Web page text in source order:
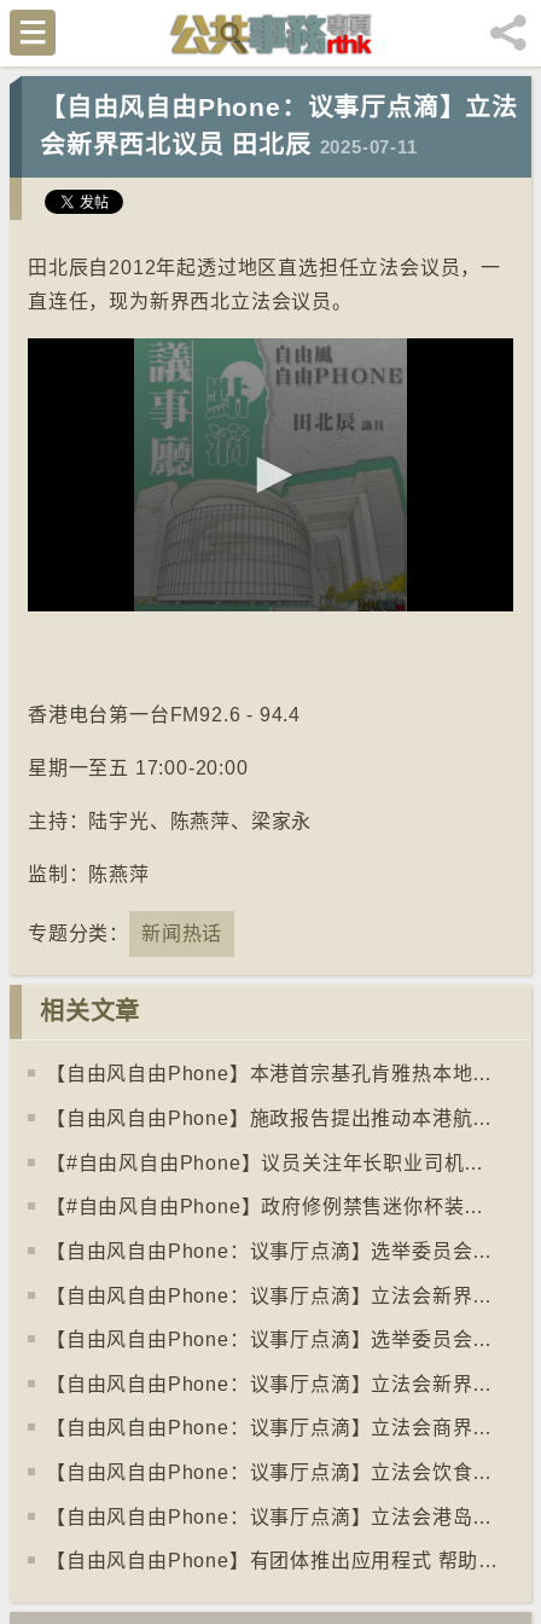
【自由风自由Phone：议事厅点滴】立法
会新界西北议员 田北辰 2025-07-11
田北辰自2012年起透过地区直选担任立法会议员，一
直连任，现为新界西北立法会议员。
香港电台第一台FM92.6 - 94.4
星期一至五 17:00-20:00
主持：陆宇光、陈燕萍、梁家永
监制： 陈燕萍
专题分类： 新闻热话
相关文章
【自由风自由Phone】本港首宗基孔肯雅热本地个案 社会关注本地社区传播风险
【自由风自由Phone】施政报告提出推动本港航天科技发展 支持太空经济
【#自由风自由Phone】议员关注年长职业司机健康监管
【#自由风自由Phone】政府修例禁售迷你杯装蒟蒻果冻
【自由风自由Phone：议事厅点滴】选举委员会议员 马逢国
【自由风自由Phone：议事厅点滴】立法会新界西南议员 陈恒镔
【自由风自由Phone：议事厅点滴】选举委员会议员 梁美芬
【自由风自由Phone：议事厅点滴】立法会新界东北议员 陈克勤
【自由风自由Phone：议事厅点滴】立法会商界（第一）议员 林健锋
【自由风自由Phone：议事厅点滴】立法会饮食界议员 张宇人
【自由风自由Phone：议事厅点滴】立法会港岛西议员 叶刘淑仪
【自由风自由Phone】有团体推出应用程式 帮助举报山野破坏